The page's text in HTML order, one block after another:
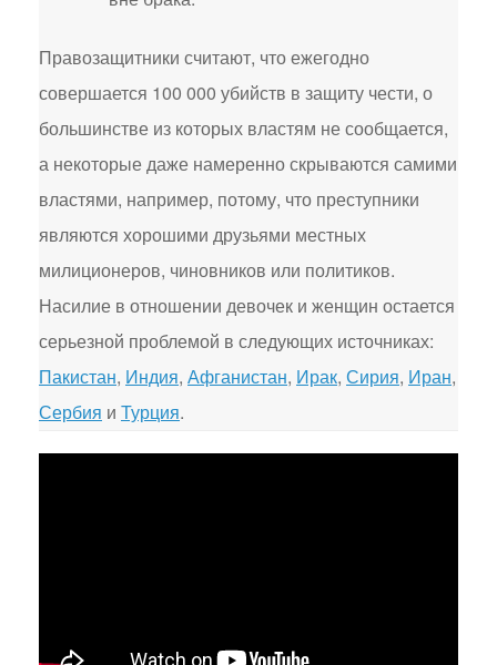
Правозащитники считают, что ежегодно
совершается 100 000 убийств в защиту чести, о
большинстве из которых властям не сообщается,
а некоторые даже намеренно скрываются самими
властями, например, потому, что преступники
являются хорошими друзьями местных
милиционеров, чиновников или политиков.
Насилие в отношении девочек и женщин остается
серьезной проблемой в следующих источниках:
Пакистан, Индия, Афганистан, Ирак, Сирия, Иран,
Сербия и Турция.